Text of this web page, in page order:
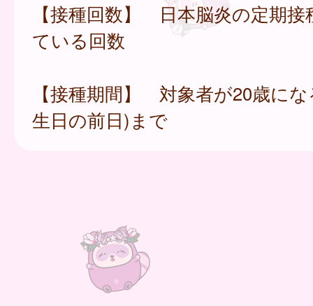
【接種回数】 日本脳炎の定期接
ている回数
【接種期間】 対象者が20歳に
生日の前日)まで